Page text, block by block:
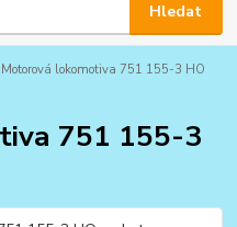
Hledat
Motorová lokomotiva 751 155-3 HO
751 155-3